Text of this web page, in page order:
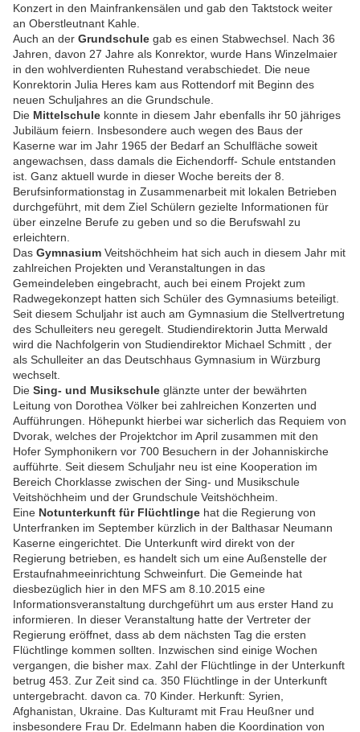
Konzert in den Mainfrankensälen und gab den Taktstock weiter
an Oberstleutnant Kahle.
Auch an der Grundschule gab es einen Stabwechsel. Nach 36
Jahren, davon 27 Jahre als Konrektor, wurde Hans Winzelmaier
in den wohlverdienten Ruhestand verabschiedet. Die neue
Konrektorin Julia Heres kam aus Rottendorf mit Beginn des
neuen Schuljahres an die Grundschule.
Die Mittelschule konnte in diesem Jahr ebenfalls ihr 50 jähriges
Jubiläum feiern. Insbesondere auch wegen des Baus der
Kaserne war im Jahr 1965 der Bedarf an Schulfläche soweit
angewachsen, dass damals die Eichendorff- Schule entstanden
ist. Ganz aktuell wurde in dieser Woche bereits der 8.
Berufsinformationstag in Zusammenarbeit mit lokalen Betrieben
durchgeführt, mit dem Ziel Schülern gezielte Informationen für
über einzelne Berufe zu geben und so die Berufswahl zu
erleichtern.
Das Gymnasium Veitshöchheim hat sich auch in diesem Jahr mit
zahlreichen Projekten und Veranstaltungen in das
Gemeindeleben eingebracht, auch bei einem Projekt zum
Radwegekonzept hatten sich Schüler des Gymnasiums beteiligt.
Seit diesem Schuljahr ist auch am Gymnasium die Stellvertretung
des Schulleiters neu geregelt. Studiendirektorin Jutta Merwald
wird die Nachfolgerin von Studiendirektor Michael Schmitt , der
als Schulleiter an das Deutschhaus Gymnasium in Würzburg
wechselt.
Die Sing- und Musikschule glänzte unter der bewährten
Leitung von Dorothea Völker bei zahlreichen Konzerten und
Aufführungen. Höhepunkt hierbei war sicherlich das Requiem von
Dvorak, welches der Projektchor im April zusammen mit den
Hofer Symphonikern vor 700 Besuchern in der Johanniskirche
aufführte. Seit diesem Schuljahr neu ist eine Kooperation im
Bereich Chorklasse zwischen der Sing- und Musikschule
Veitshöchheim und der Grundschule Veitshöchheim.
Eine Notunterkunft für Flüchtlinge hat die Regierung von
Unterfranken im September kürzlich in der Balthasar Neumann
Kaserne eingerichtet. Die Unterkunft wird direkt von der
Regierung betrieben, es handelt sich um eine Außenstelle der
Erstaufnahmeeinrichtung Schweinfurt. Die Gemeinde hat
diesbezüglich hier in den MFS am 8.10.2015 eine
Informationsveranstaltung durchgeführt um aus erster Hand zu
informieren. In dieser Veranstaltung hatte der Vertreter der
Regierung eröffnet, dass ab dem nächsten Tag die ersten
Flüchtlinge kommen sollten. Inzwischen sind einige Wochen
vergangen, die bisher max. Zahl der Flüchtlinge in der Unterkunft
betrug 453. Zur Zeit sind ca. 350 Flüchtlinge in der Unterkunft
untergebracht. davon ca. 70 Kinder. Herkunft: Syrien,
Afghanistan, Ukraine. Das Kulturamt mit Frau Heußner und
insbesondere Frau Dr. Edelmann haben die Koordination von